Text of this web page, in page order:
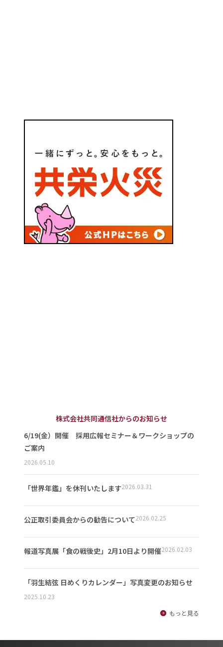
株式会社共同通信社からのお知らせ
6/19(金）開催 採用広報セミナー＆ワークショップの
ご案内
2026.05.10
「世界年鑑」を休刊いたします2026.03.31
公正取引委員会からの勧告について2026.02.25
報道写真展「食の戦後史」2月10日より開催2026.02.03
「羽生結弦 日めくりカレンダー」写真変更のお知らせ
2025.10.23
もっと見る